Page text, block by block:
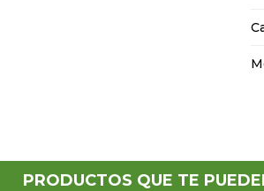
PRODUCTOS QUE TE